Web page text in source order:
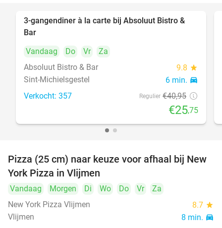
37%
3-gangendiner à la carte bij Absoluut Bistro &
Bar
Vandaag
Do Vr
Za
Absoluut Bistro & Bar
9.8 star
Sint-Michielsgestel 6 min. directions_car
Verkocht: 357 Regulier €40,95
€25,75
55%
Pizza (25 cm) naar keuze voor afhaal bij New
York Pizza in Vlijmen
Vandaag Morgen Di Wo Do Vr
Za
New York Pizza Vlijmen
8.7 star
Vlijmen 8 min. directions_car